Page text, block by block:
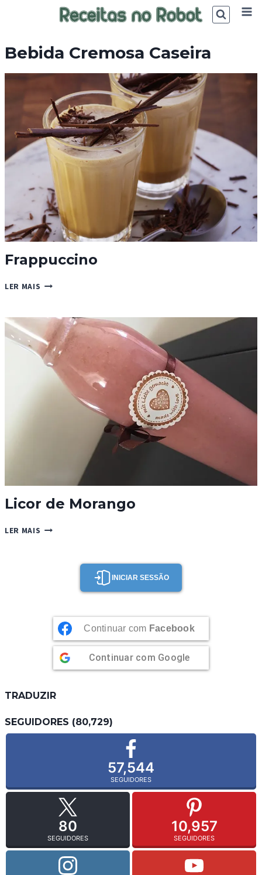
Bebida Cremosa Caseira
Frappuccino
LER MAIS FRAPPUCCINO
Licor de Morango
LER MAIS LICOR
INICIAR SESSÃO
Continuar com Facebook
Continuar com Google
TRADUZIR
SEGUIDORES (80,729)
57,544
SEGUIDORES
80
SEGUIDORES
10,957
SEGUIDORES